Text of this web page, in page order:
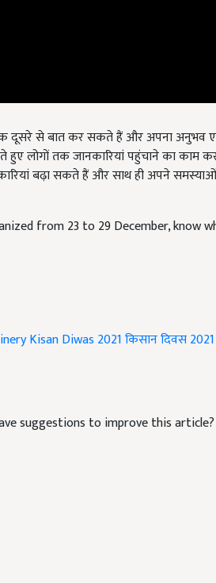
दूसरे से बात कर सकते हैं और अपना अनुभव
लोगों तक जानकारियां पहुंचाने का काम
बढ़ा सकते हैं और साथ ही अपने
from 23 to 29 December, know
Kisan Diwas 2021किसान दिवस 2021
suggestions to improve this article?